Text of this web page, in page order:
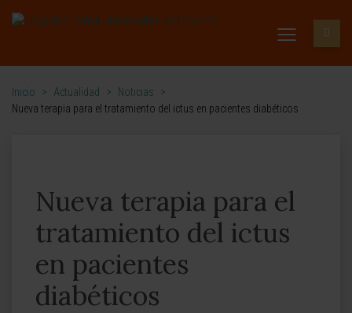
Inicio > Actualidad > Noticias
>
Nueva terapia para el tratamiento del ictus en pacientes diabéticos
Nueva terapia para el
tratamiento del ictus
en pacientes
diabéticos